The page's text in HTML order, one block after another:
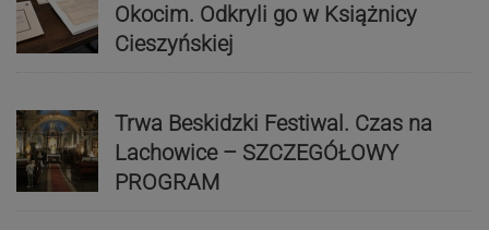
Okocim. Odkryli go w Książnicy
Cieszyńskiej
Trwa Beskidzki Festiwal. Czas na
Lachowice – SZCZEGÓŁOWY
PROGRAM